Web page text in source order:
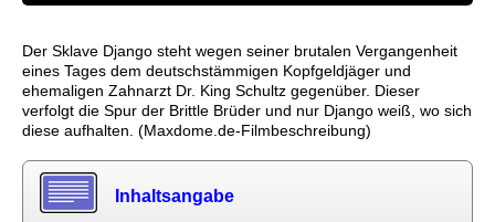
Der Sklave Django steht wegen seiner brutalen Vergangenheit
eines Tages dem deutschstämmigen Kopfgeldjäger und
ehemaligen Zahnarzt Dr. King Schultz gegenüber. Dieser
verfolgt die Spur der Brittle Brüder und nur Django weiß, wo sich
diese aufhalten. (Maxdome.de-Filmbeschreibung)
Inhaltsangabe